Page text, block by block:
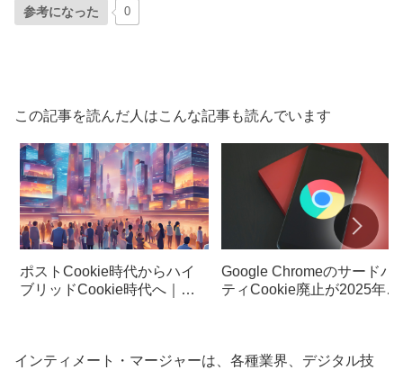
参考になった 0
この記事を読んだ人はこんな記事も読んでいます
ポストCookie時代からハイ
ブリッドCookie時代へ｜デ
Google Chromeのサードパ
ティCookie廃止が2025年初
インティメート・マージャーは、各種業界、デジタル技